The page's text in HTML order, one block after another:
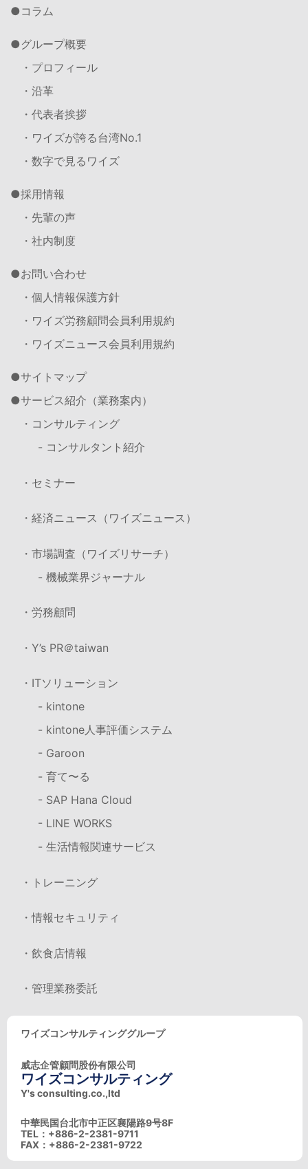
コラム
グループ概要
・プロフィール
・沿革
・代表者挨拶
・ワイズが誇る台湾No.1
・数字で見るワイズ
採用情報
・先輩の声
・社内制度
お問い合わせ
・個人情報保護方針
・ワイズ労務顧問会員利用規約
・ワイズニュース会員利用規約
サイトマップ
サービス紹介（業務案内）
・コンサルティング
- コンサルタント紹介
・セミナー
・経済ニュース（ワイズニュース）
・市場調査（ワイズリサーチ）
- 機械業界ジャーナル
・労務顧問
・Y’s PR＠taiwan
・ITソリューション
- kintone
- kintone人事評価システム
- Garoon
- 育て〜る
- SAP Hana Cloud
- LINE WORKS
- 生活情報関連サービス
・トレーニング
・情報セキュリティ
・飲食店情報
・管理業務委託
ワイズコンサルティンググループ
威志企管顧問股份有限公司
ワイズコンサルティング
Y's consulting.co.,ltd
中華民国台北市中正区襄陽路9号8F
TEL：+886-2-2381-9711
FAX：+886-2-2381-9722